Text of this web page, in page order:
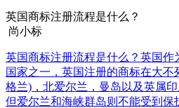
英国商标注册流程是什么？
尚小标
英国商标注册流程是什么？英国作
国家之一，英国注册的商标在大
格兰)，北爱尔兰，曼岛以及英属
但爱尔兰和海峡群岛则不能受到保